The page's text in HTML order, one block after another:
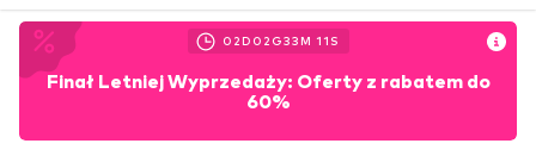
02D 02 G33M 11 S
Finał Letniej Wyprzedaży: Oferty z rabatem do
60%